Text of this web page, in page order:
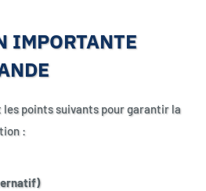
IMPORTANTE
points suivants pour garantir la
: